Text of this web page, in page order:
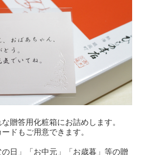
贈答用化粧箱にお詰めします。
ドもご用意できます。
日」「お中元」「お歳暮」等の贈